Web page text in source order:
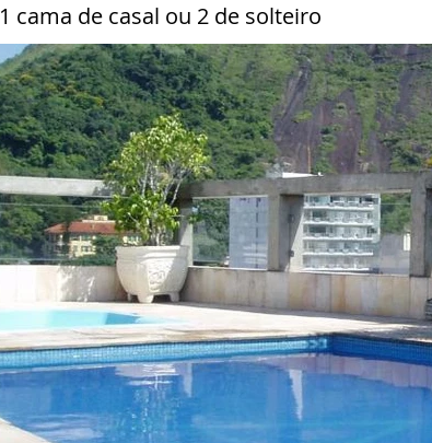
1 cama de casal ou 2 de solteiro